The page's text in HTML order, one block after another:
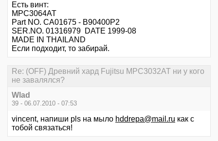
Есть винт:
MPC3064AT
Part NO. CA01675 - B90400P2
SER.NO. 01316979 DATE 1999-08
MADE IN THAILAND
Если подходит, то забирай.
Re: (OFF) Древний хард Fujitsu MPC3032AT ни у кого
не завалялся?
Wlad
39 - 06.07.2010 - 07:53
vincent, напиши pls на мыло hddrepa@mail.ru как с
тобой связаться!